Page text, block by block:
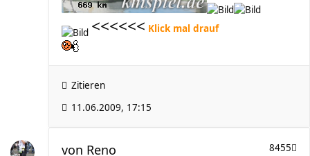
<<<<<< Klick mal drauf
Zitieren
11.06.2009, 17:15
8455
von Reno